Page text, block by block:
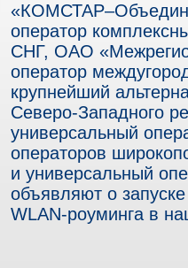
оператор
СНГ, ОАО
оператор
крупнейший
Северо-Западного
универсальный
операторов
и универсальный
объявляют о
WLAN-роуминга в